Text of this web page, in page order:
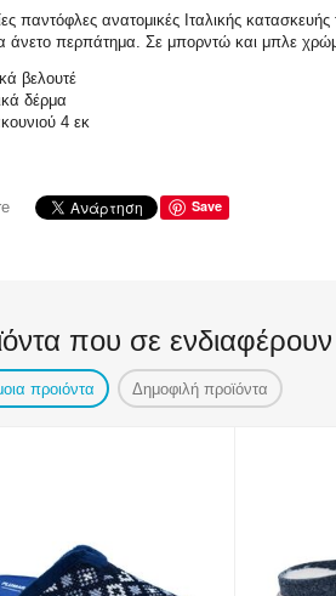
παντόφλες ανατομικές Ιταλικής
άνετο περπάτημα. Σε μπορντώ και μπλε
βελουτέ
δέρμα
4 εκ
Save
που σε ενδιαφέρουν
προιόντα Δημοφιλή προϊόντα